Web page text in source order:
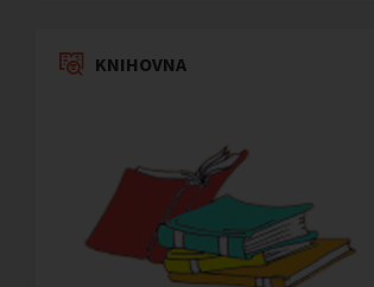
KNIHOVNA